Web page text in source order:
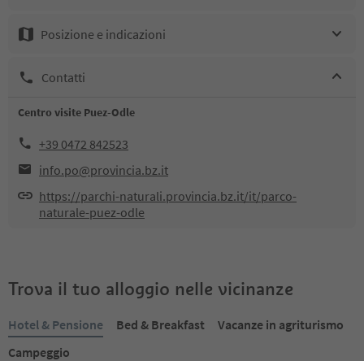
Posizione e indicazioni
Contatti
Centro visite Puez-Odle
+39 0472 842523
info.po@provincia.bz.it
https://parchi-naturali.provincia.bz.it/it/parco-
naturale-puez-odle
Trova il tuo alloggio nelle vicinanze
Hotel & Pensione Bed & Breakfast
Vacanze in agriturismo
Campeggio